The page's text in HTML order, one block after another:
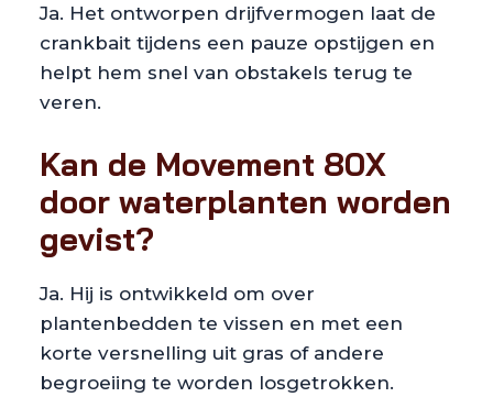
Ja. Het ontworpen drijfvermogen laat de
crankbait tijdens een pauze opstijgen en
helpt hem snel van obstakels terug te
veren.
Kan de Movement 80X
door waterplanten worden
gevist?
Ja. Hij is ontwikkeld om over
plantenbedden te vissen en met een
korte versnelling uit gras of andere
begroeiing te worden losgetrokken.